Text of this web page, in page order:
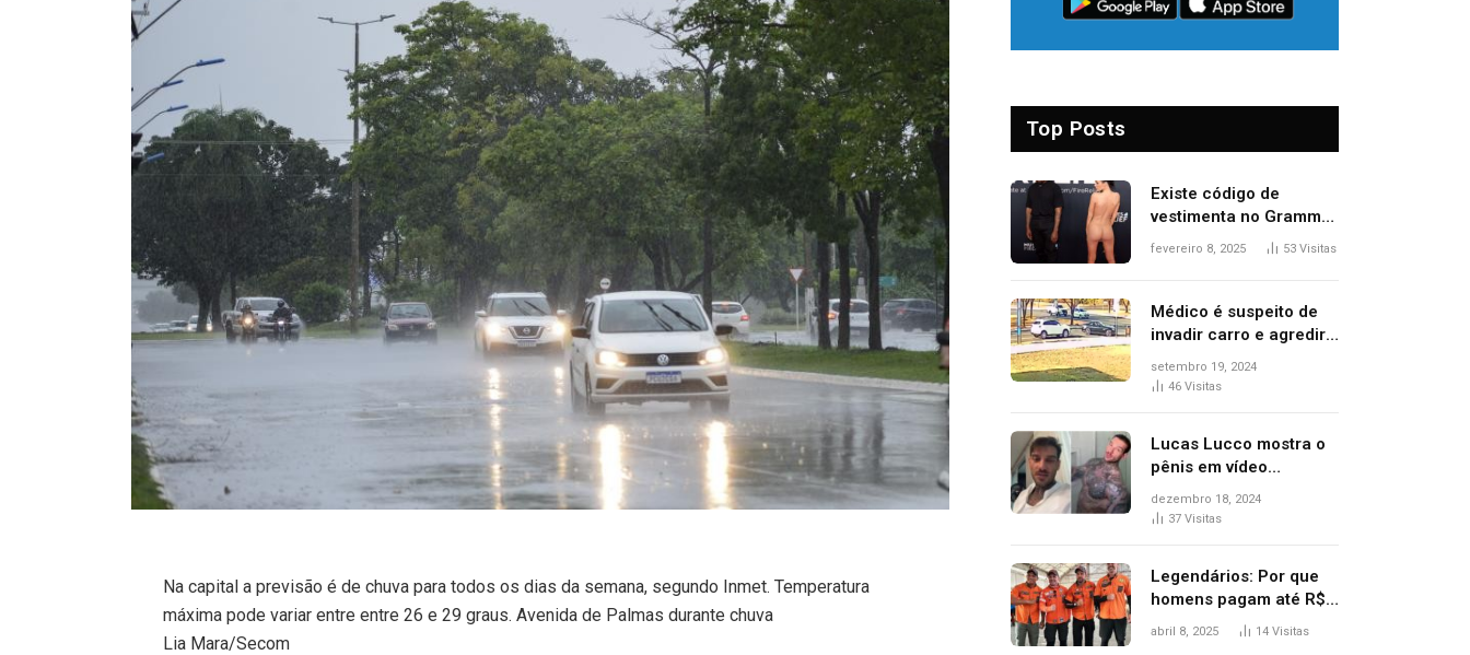
Na capital a previsão é de chuva para todos os dias da semana, segundo Inmet. Temperatura
máxima pode variar entre entre 26 e 29 graus. Avenida de Palmas durante chuva
Lia Mara/Secom
Top Posts
Existe código de
vestimenta no Grammy?
Questionamento surgiu
aparecer nua na
premiação
fevereiro 8, 2025 53 Visitas
Médico é suspeito de
invadir carro e agredir
delegado aposentado
durante confusão no
setembro 19, 2024
46 Visitas
Lucas Lucco mostra o
pênis em vídeo
tomando banho, apaga
post e diz ‘foi mal’
dezembro 18, 2024
37 Visitas
Legendários: Por que
homens pagam até R$
81 mil para subir
abril 8, 2025 14 Visitas